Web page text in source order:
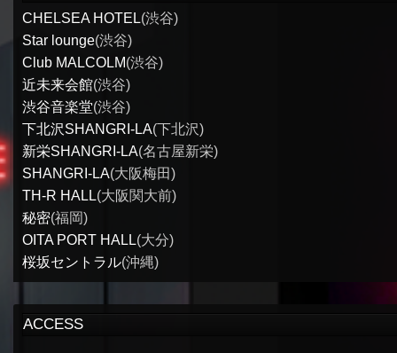
CHELSEA HOTEL(渋谷)
Star lounge(渋谷)
Club MALCOLM(渋谷)
近未来会館(渋谷)
渋谷音楽堂(渋谷)
下北沢SHANGRI-LA(下北沢)
新栄SHANGRI-LA(名古屋新栄)
SHANGRI-LA(大阪梅田)
TH-R HALL(大阪関大前)
秘密(福岡)
OITA PORT HALL(大分)
桜坂セントラル(沖縄)
ACCESS